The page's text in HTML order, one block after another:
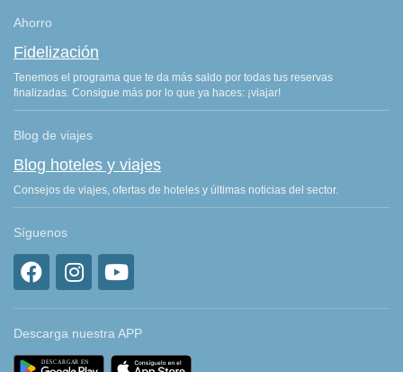
Ahorro
Fidelización
Tenemos el programa que te da más saldo por todas tus reservas
finalizadas. Consigue más por lo que ya haces: ¡viajar!
Blog de viajes
Blog hoteles y viajes
Consejos de viajes, ofertas de hoteles y últimas noticias del sector.
Síguenos
Descarga nuestra APP